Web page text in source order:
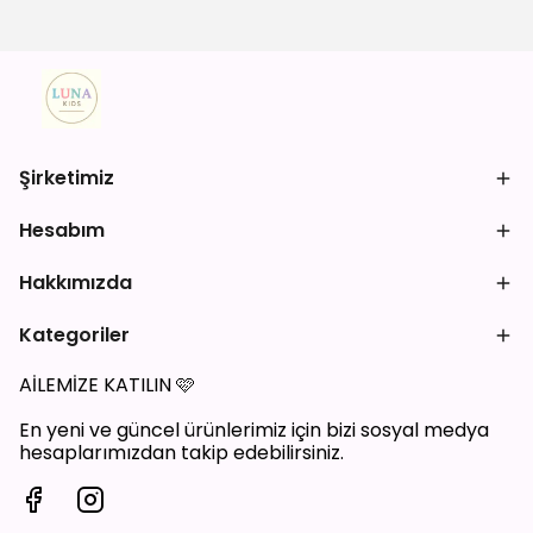
Şirketimiz
Hesabım
Hakkımızda
Kategoriler
AİLEMİZE KATILIN🩷
En yeni ve güncel ürünlerimiz için bizi sosyal medya
hesaplarımızdan takip edebilirsiniz.